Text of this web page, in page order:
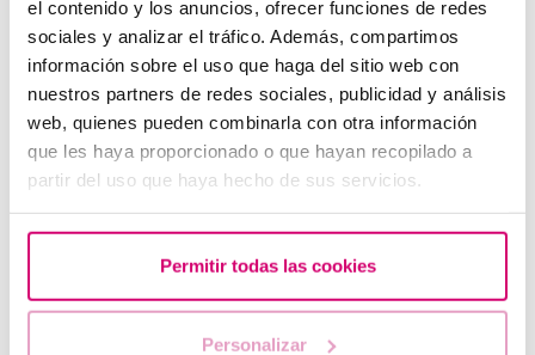
el contenido y los anuncios, ofrecer funciones de redes
sociales y analizar el tráfico. Además, compartimos
información sobre el uso que haga del sitio web con
nuestros partners de redes sociales, publicidad y análisis
web, quienes pueden combinarla con otra información
que les haya proporcionado o que hayan recopilado a
partir del uso que haya hecho de sus servicios.
Permitir todas las cookies
Personalizar
Flujo marrón: causas, relación con la regla y el
embarazo